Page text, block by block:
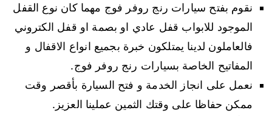
نقوم بفتح سيارات رنج روفر فوج مهما كان نوع القفل
الموجود للابواب قفل عادي او بصمة او قفل الكتروني
فالعاملون لدينا يمتلكون خبرة بجميع انواع الاقفال و
المفاتيح الخاصة بسيارات رنج روفر فوج.
نعمل على انجاز الخدمة و فتح السيارة بأقصر وقت
ممكن حفاظا على وقتك الثمين عملينا العزيز.